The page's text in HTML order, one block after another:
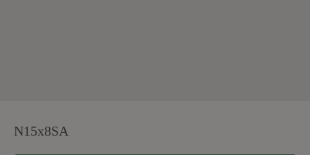
N15x8SA